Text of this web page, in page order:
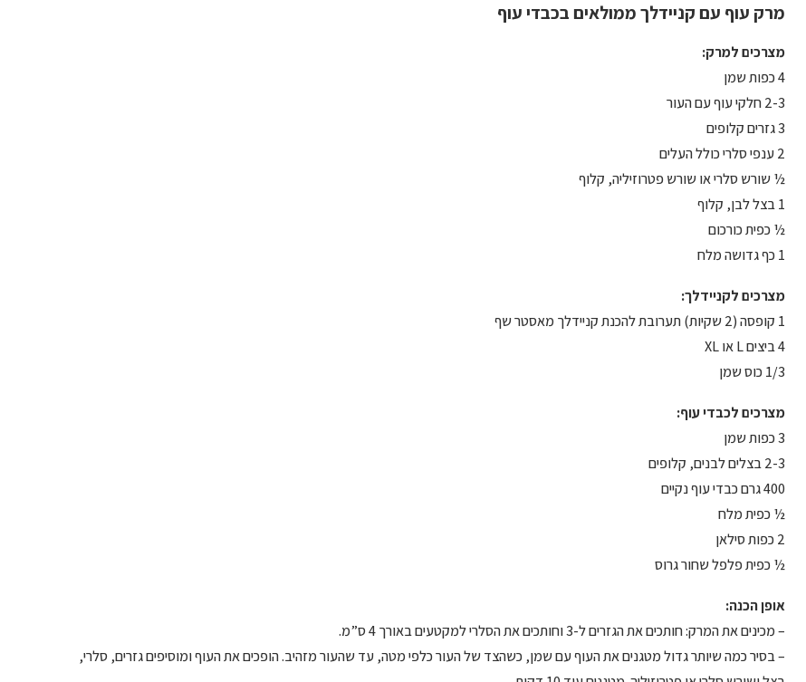
מרק עוף עם קניידלך ממולאים בכבדי עוף
מצרכים למרק:
4 כפות שמן
2-3 חלקי עוף עם העור
3 גזרים קלופים
2 ענפי סלרי כולל העלים
½ שורש סלרי או שורש פטרוזיליה, קלוף
1 בצל לבן, קלוף
½ כפית כורכום
1 כף גדושה מלח
מצרכים לקניידלך:
1 קופסה (2 שקיות) תערובת להכנת קניידלך מאסטר שף
4 ביצים L או XL
1/3 כוס שמן
מצרכים לכבדי עוף:
3 כפות שמן
2-3 בצלים לבנים, קלופים
400 גרם כבדי עוף נקיים
½ כפית מלח
2 כפות סילאן
½ כפית פלפל שחור גרוס
אופן הכנה:
– מכינים את המרק: חותכים את הגזרים ל-3 וחותכים את הסלרי למקטעים באורך 4 ס”מ.
– בסיר כמה שיותר גדול מטגנים את העוף עם שמן, כשהצד של העור כלפי מטה, עד שהעור מזהיב. הופכים את העוף ומוסיפים גזרים, סלרי,